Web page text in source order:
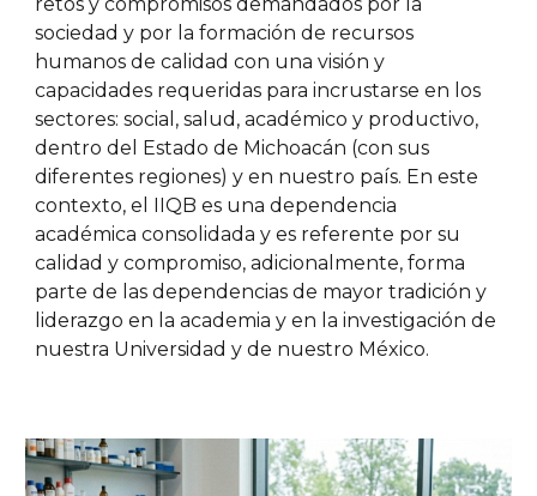
sociedad y por la formación de recursos
humanos de calidad con una visión y
capacidades requeridas para incrustarse en los
sectores: social, salud, académico y productivo,
dentro del Estado de Michoacán (con sus
diferentes regiones) y en nuestro país. En este
contexto, el IIQB es una dependencia
académica consolidada y es referente por su
calidad y compromiso, adicionalmente, forma
parte de las dependencias de mayor tradición y
liderazgo en la academia y en la investigación de
nuestra Universidad y de nuestro México.